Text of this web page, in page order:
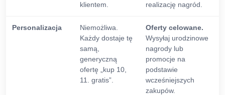
klientem.
realizację nagród.
Personalizacja
Niemożliwa.
Każdy dostaje tę
samą,
generyczną
ofertę „kup 10,
11. gratis”.
Oferty celowane.
Wysyłaj urodzinowe
nagrody lub
promocje na
podstawie
wcześniejszych
zakupów.